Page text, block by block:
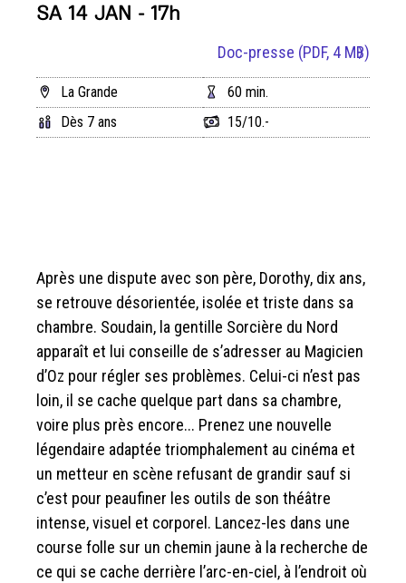
Après une dispute avec son père, Dorothy, dix ans,
se retrouve désorientée, isolée et triste dans sa
chambre. Soudain, la gentille Sorcière du Nord
apparaît et lui conseille de s’adresser au Magicien
d’Oz pour régler ses problèmes. Celui-ci n’est pas
loin, il se cache quelque part dans sa chambre,
voire plus près encore... Prenez une nouvelle
légendaire adaptée triomphalement au cinéma et
un metteur en scène refusant de grandir sauf si
c’est pour peaufiner les outils de son théâtre
intense, visuel et corporel. Lancez-les dans une
course folle sur un chemin jaune à la recherche de
ce qui se cache derrière l’arc-en-ciel, à l’endroit où
Doc-presse (PDF, 4 MB)
SA 14 JAN - 17h
La Grande
60 min.
Dès 7 ans
15/10.-